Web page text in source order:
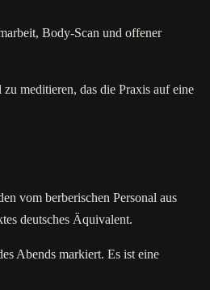
Body-Scan und offener
meditieren, das die Praxis auf eine
vom berberischen Personal aus
deutsches Äquivalent.
Abends markiert. Es ist eine